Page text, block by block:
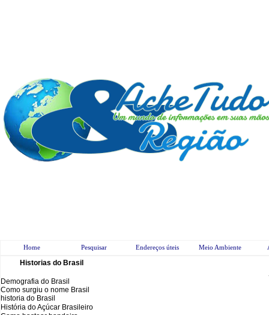
Home Pesquisar Endereços úteis Meio Ambiente
Historias do Brasil
Demografia do Brasil
Como surgiu o nome Brasil
historia do Brasil
História do Açúcar Brasileiro